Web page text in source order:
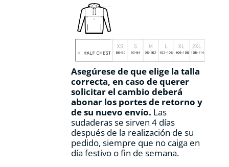
Asegúrese de que elige la talla
correcta, en caso de querer
solicitar el cambio deberá
abonar los portes de retorno y
de su nuevo envío. Las
sudaderas se sirven 4 días
después de la realización de su
pedido, siempre que no caiga en
día festivo o fin de semana.